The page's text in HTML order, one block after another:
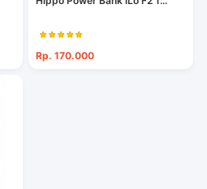
Rp. 170.000